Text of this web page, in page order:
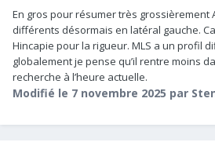
En gros pour résumer très grossièrement
différents désormais en latéral gauche.
Hincapie pour la rigueur. MLS a un profil
globalement je pense qu’il rentre moins
recherche à l’heure actuelle.
Modifié le 7 novembre 2025 par